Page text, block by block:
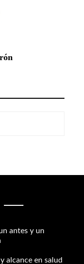
antes y un
alcance en salud